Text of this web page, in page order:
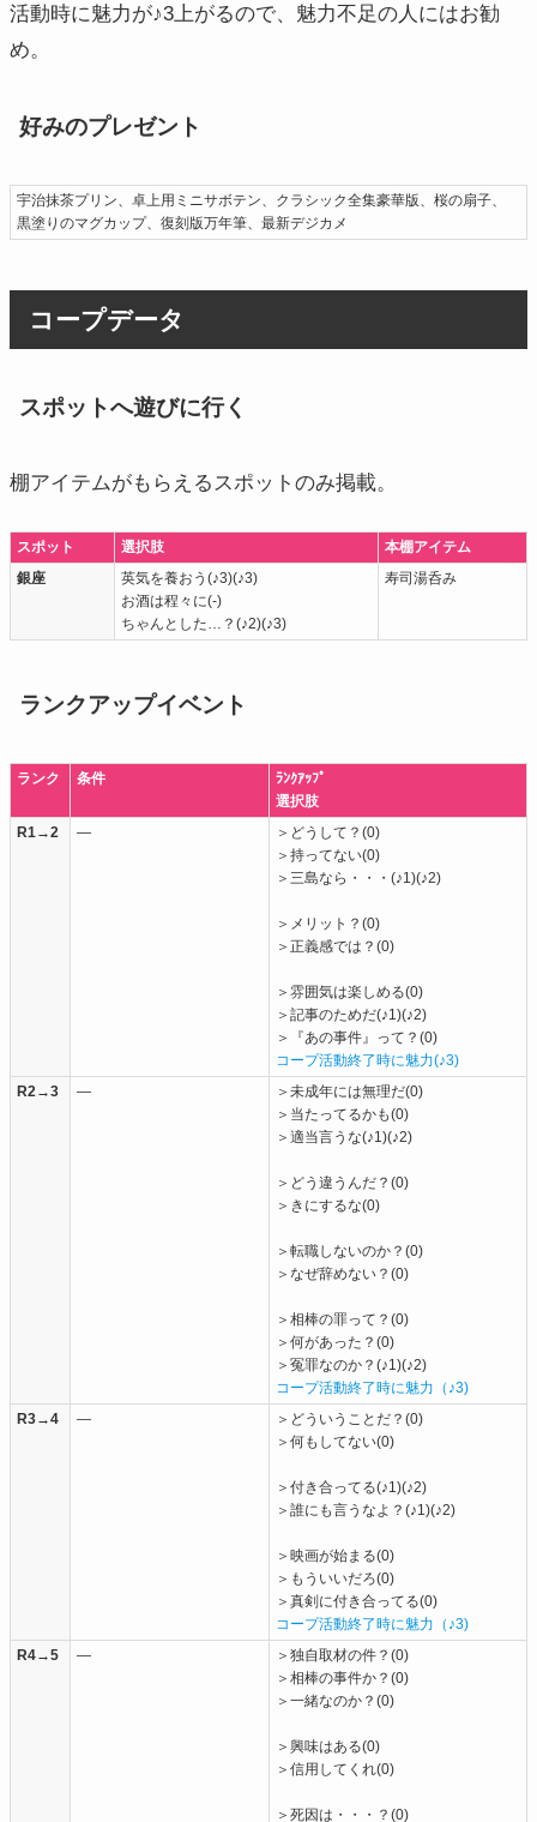
活動時に魅力が♪3上がるので、魅力不足の人にはお勧
め。
好みのプレゼント
宇治抹茶プリン、卓上用ミニサボテン、クラシック全集豪華版、桜の扇子、
黒塗りのマグカップ、復刻版万年筆、最新デジカメ
コープデータ
スポットへ遊びに行く
棚アイテムがもらえるスポットのみ掲載。
スポット 選択肢
本棚アイテム
銀座
英気を養おう(♪3)(♪3)
お酒は程々に(-)
ちゃんとした…？(♪2)(♪3)
寿司湯呑み
ランクアップイベント
ランク 条件
ﾗﾝｸｱｯﾌﾟ
選択肢
R1→2
―
＞どうして？(0)
＞持ってない(0)
＞三島なら・・・(♪1)(♪2)
＞メリット？(0)
＞正義感では？(0)
＞雰囲気は楽しめる(0)
＞記事のためだ(♪1)(♪2)
＞『あの事件』って？(0)
コープ活動終了時に魅力(♪3)
R2→3
―
＞未成年には無理だ(0)
＞当たってるかも(0)
＞適当言うな(♪1)(♪2)
＞どう違うんだ？(0)
＞きにするな(0)
＞転職しないのか？(0)
＞なぜ辞めない？(0)
＞相棒の罪って？(0)
＞何があった？(0)
＞冤罪なのか？(♪1)(♪2)
コープ活動終了時に魅力（♪3)
R3→4
―
＞どういうことだ？(0)
＞何もしてない(0)
＞付き合ってる(♪1)(♪2)
＞誰にも言うなよ？(♪1)(♪2)
＞映画が始まる(0)
＞もういいだろ(0)
＞真剣に付き合ってる(0)
コープ活動終了時に魅力（♪3)
R4→5
―
＞独自取材の件？(0)
＞相棒の事件か？(0)
＞一緒なのか？(0)
＞興味はある(0)
＞信用してくれ(0)
＞死因は・・・？(0)